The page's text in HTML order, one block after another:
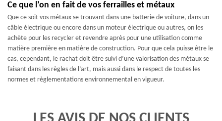
Ce que l’on en fait de vos ferrailles et métaux
Que ce soit vos métaux se trouvant dans une batterie de voiture, dans un
câble électrique ou encore dans un moteur électrique ou autres, on les
achète pour les recycler et revendre après pour une utilisation comme
matière première en matière de construction. Pour que cela puisse être le
cas, cependant, le rachat doit être suivi d’une valorisation des métaux se
faisant dans les règles de l’art, mais aussi dans le respect de toutes les
normes et règlementations environnemental en vigueur.